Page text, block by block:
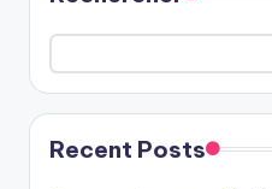
Recent Posts